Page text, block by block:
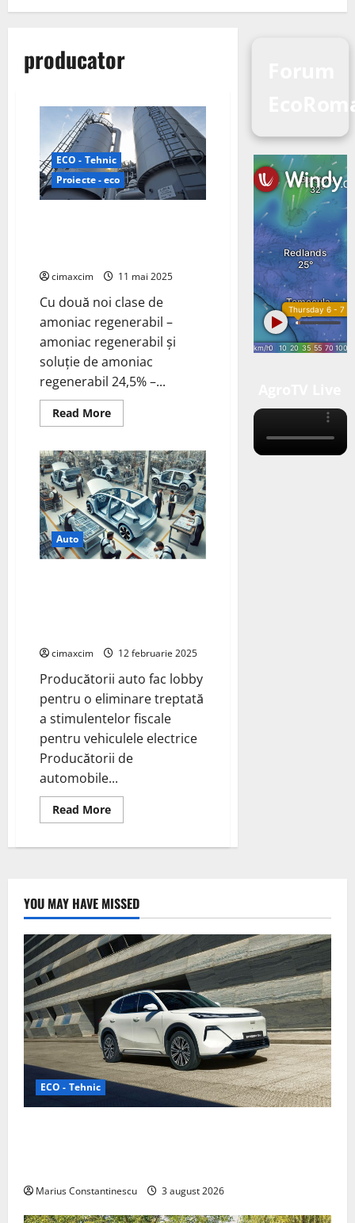
producator
ECO - Tehnic
Proiecte - eco
cimaxcim 11 mai 2025
Cu două noi clase de
amoniac regenerabil –
amoniac regenerabil și
soluție de amoniac
regenerabil 24,5% –...
Read MoreRead
more
devine
primul
producător
de
amoniac
regenerabil
din
Europa
Centrală
Auto
cimaxcim 12 februarie 2025
Producătorii auto fac lobby
pentru o eliminare treptată
a stimulentelor fiscale
pentru vehiculele electrice
Producătorii de
automobile...
Read MoreRead
more
auto
treptata
a
stimulentelor
fiscale
pentru
vehiculele
electrice
YOU MAY HAVE MISSED
ECO - Tehnic
Marius Constantinescu 3 august 2026